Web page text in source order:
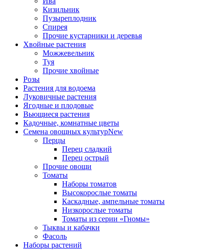
Кизильник
Пузыреплодник
Спирея
Прочие кустарники и деревья
Хвойные растения
Можжевельник
Туя
Прочие хвойные
Розы
Растения для водоема
Луковичные растения
Ягодные и плодовые
Вьющиеся растения
Кадочные, комнатные цветы
Семена овощных культурNew
Перцы
Перец сладкий
Перец острый
Прочие овощи
Томаты
Наборы томатов
Высокорослые томаты
Каскадные, ампельные томаты
Низкорослые томаты
Томаты из серии «Гномы»
Тыквы и кабачки
Фасоль
Наборы растений